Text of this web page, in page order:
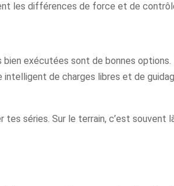
les différences de force et de
exécutées sont de bonnes options.
intelligent de charges libres et de
séries. Sur le terrain, c’est souvent